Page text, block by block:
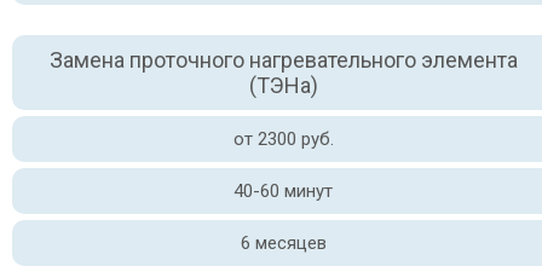
Замена проточного нагревательного элемента
(ТЭНа)
от 2300 руб.
40-60 минут
6 месяцев